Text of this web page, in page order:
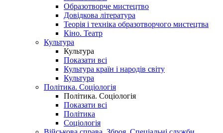
Образотворче мистецтво
Довідкова література
Теорія і техніка образотворчого мистецтва
Кіно. Театр
Культура
Культура
Показати всі
Культура країн і народів світу
Культура
Політика. Соціологія
Політика. Соціологія
Показати всі
Політика
Соціологія